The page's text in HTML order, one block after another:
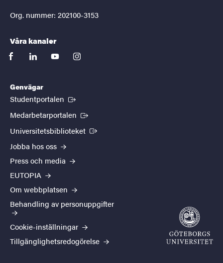
Org. nummer: 202100-3153
Våra kanaler
facebooklinkedinyoutubeinstagram
Genvägar
Studentportalen (Extern länk)
Medarbetarportalen (Extern länk)
Universitetsbiblioteket (Extern länk)
Jobba hos oss
Press och media
EUTOPIA
Om webbplatsen
Behandling av personuppgifter
Cookie-inställningar
Tillgänglighetsredogörelse